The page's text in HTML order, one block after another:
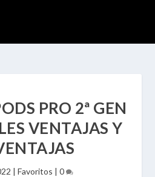
PRO 2ª GEN
VENTAJAS Y
| Favoritos | 0